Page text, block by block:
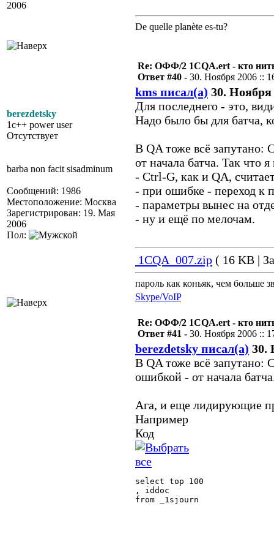
2006
De quelle planète es-tu?
berezdetsky
1c++ power user
Отсутствует
barba non facit sisadminum
Сообщений: 1986
Местоположение: Москва
Зарегистрирован: 19. Мая
2006
Пол:
Re: ОФФ/2 1CQA.ert - кто
Ответ #40 - 30. Ноября 2006 ::
kms писал(а) 30.
Для последнего - это,
Надо было бы для батча,
В QA тоже всё запутано:
от начала батча. Так что
- Ctrl-G, как и QA,
- при ошибке - переход к
- параметры вынес на
- ну и ещё по мелочам.
1CQA_007.zip ( 16 KB |
пароль как коньяк, чем больше
Skype/VoIP
Re: ОФФ/2 1CQA.ert - кто
Ответ #41 - 30. Ноября 2006 ::
berezdetsky писал(а) 30.
В QA тоже всё запутано:
ошибкой - от начала
Ага, и еще лидирующие
Например
Код
select top 100
, iddoc
from _1sjourn